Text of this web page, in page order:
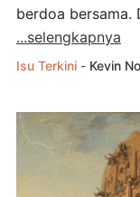
berdoa bersama.
...selengkapnya
Isu Terkini - Kevin